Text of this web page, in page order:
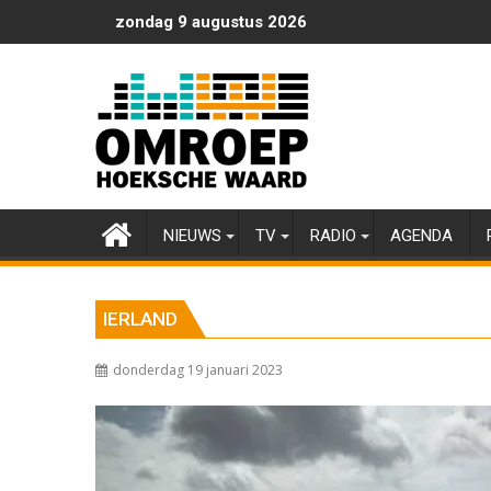
naar
zondag 9 augustus 2026
NIEUWS TV RADIO AGENDA
IERLAND
donderdag 19 januari 2023